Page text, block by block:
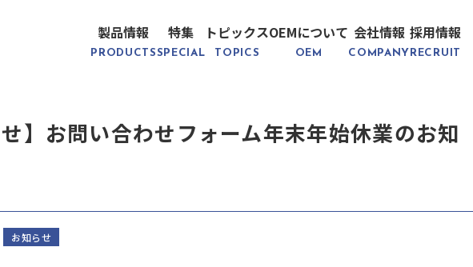
製品情報
PRODUCTS
特集
SPECIAL
トピックス
TOPICS
OEMについて
OEM
会社情報
COMPANY
採用情報
RECRUIT
せ】お問い合わせフォーム年末年始休業のお知
お知らせ